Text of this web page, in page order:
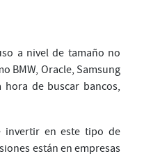
a nivel de tamaño no
BMW, Oracle, Samsung
de buscar bancos,
invertir en este tipo de
están en empresas